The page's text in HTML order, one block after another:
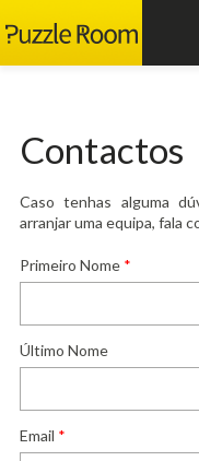
Contactos
Caso tenhas alguma
arranjar uma equipa, fala
Primeiro Nome *
Último Nome
Email *